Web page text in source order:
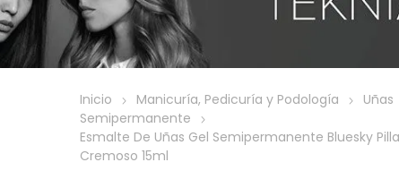
Inicio Manicuría, Pedicuría y Podología Uñas
Semipermanente
Esmalte De Uñas Gel Semipermanente Bluesky
Cremoso 15ml